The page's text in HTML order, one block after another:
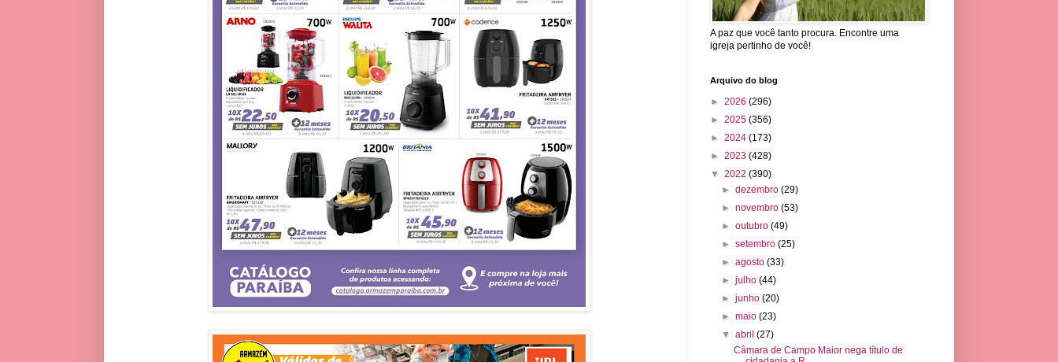
A paz que você tanto procura. Encontre uma
igreja pertinho de você!
Arquivo do blog
► 2026 (296)
► 2025 (356)
► 2024 (173)
► 2023 (428)
▼ 2022 (390)
►dezembro(29)
►novembro(53)
►outubro(49)
►setembro(25)
►agosto(33)
►julho(44)
►junho(20)
►maio(23)
▼abril(27)
Câmara de Campo Maior nega título de